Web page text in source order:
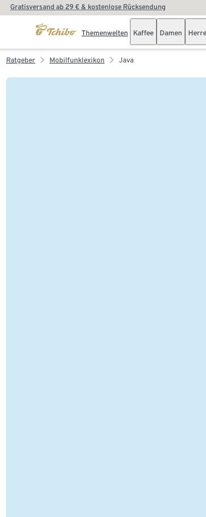
Gratisversand ab 29 € & kostenlose Rücksendung
Themenwelten Kaffee Damen
Ratgeber Mobilfunklexikon Java